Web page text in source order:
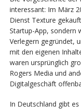
interessant: Im März
Dienst Texture
Startup-App, sondern
Verlegern gegründet,
mit den eigenen
waren ursprünglich
Rogers Media und
Digitalgeschäft
In Deutschland gibt